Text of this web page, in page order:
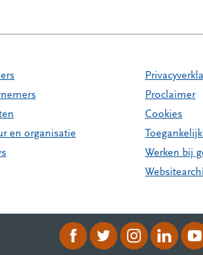
en organisatie
Proclaimer
Cookies
Werken bij